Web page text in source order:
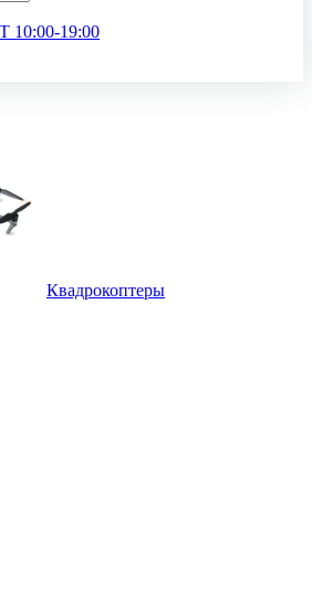
10:00-19:00
Квадрокоптеры